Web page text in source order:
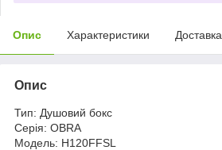
Опис Характеристики Доставка
Опис
Тип: Душовий бокс
Серія: OBRA
Модель: H120FFSL